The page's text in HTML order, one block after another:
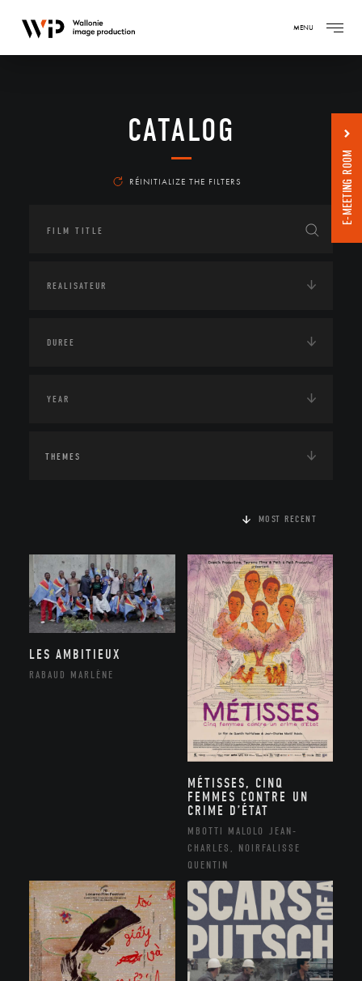
MENU
CATALOG
RÉINITIALIZE THE FILTERS
THEMES
MOST RECENT
LES AMBITIEUX
RABAUD MARLÈNE
MÉTISSES, CINQ
FEMMES CONTRE UN
CRIME D’ÉTAT
MBOTTI MALOLO JEAN-
CHARLES, NOIRFALISSE
QUENTIN
E-MEETING ROOM